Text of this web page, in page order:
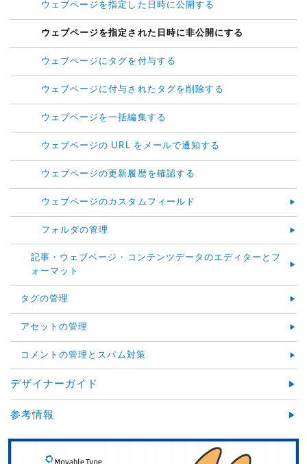
ウェブページを指定した日時に公開する
ウェブページを指定された日時に非公開にする
ウェブページにタグを付与する
ウェブページに付与されたタグを削除する
ウェブページを一括編集する
ウェブページの URL をメールで通知する
ウェブページの更新履歴を確認する
ウェブページのカスタムフィールド
フォルダの管理
記事・ウェブページ・コンテンツデータのエディターとフ
ォーマット
タグの管理
アセットの管理
コメントの管理とスパム対策
デザイナーガイド
参考情報